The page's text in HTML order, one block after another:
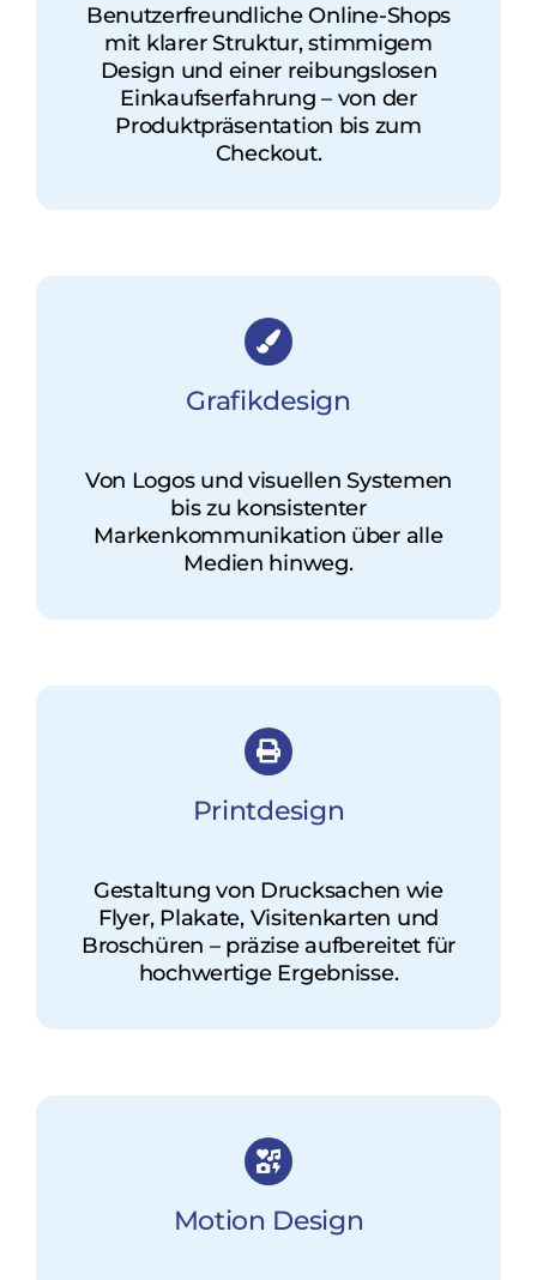
Benutzerfreundliche Online-Shops
mit klarer Struktur, stimmigem
Design und einer reibungslosen
Einkaufserfahrung – von der
Produktpräsentation bis zum
Checkout.
Grafikdesign
Von Logos und visuellen Systemen
bis zu konsistenter
Markenkommunikation über alle
Medien hinweg.
Printdesign
Gestaltung von Drucksachen wie
Flyer, Plakate, Visitenkarten und
Broschüren – präzise aufbereitet für
hochwertige Ergebnisse.
Motion Design